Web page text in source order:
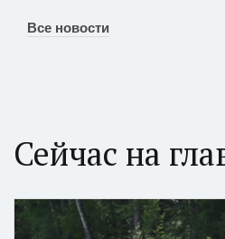
Все новости
Сейчас на